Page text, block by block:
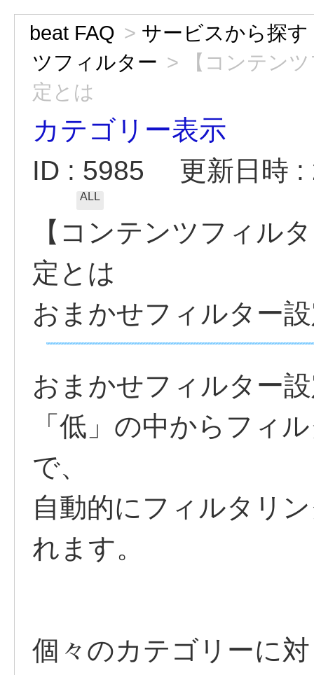
beat FAQ > サービスから探す
ツフィルター >
【コンテン
定とは
カテゴリー表示
ID : 5985
更新日時
ALL
【コンテンツフィル
定とは
おまかせフィルター
おまかせフィルター
「低」の中からフィ
で、
自動的にフィルタリ
れます。
個々のカテゴリーに